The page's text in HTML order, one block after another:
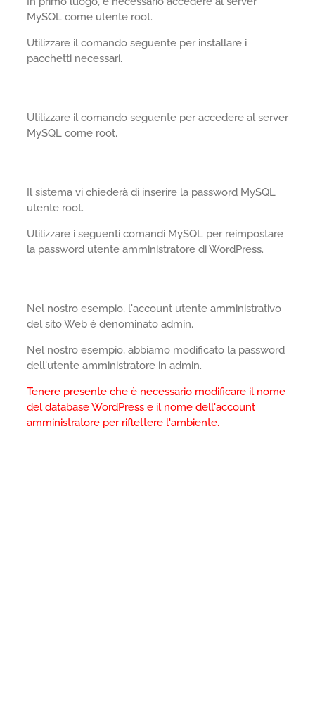
MySQL come utente root.
Utilizzare il comando seguente per installare i
pacchetti necessari.
Utilizzare il comando seguente per accedere al server
MySQL come root.
Il sistema vi chiederà di inserire la password MySQL
utente root.
Utilizzare i seguenti comandi MySQL per reimpostare
la password utente amministratore di WordPress.
Nel nostro esempio, l'account utente amministrativo
del sito Web è denominato admin.
Nel nostro esempio, abbiamo modificato la password
dell'utente amministratore in admin.
Tenere presente che è necessario modificare il nome
del database WordPress e il nome dell'account
amministratore per riflettere l'ambiente.